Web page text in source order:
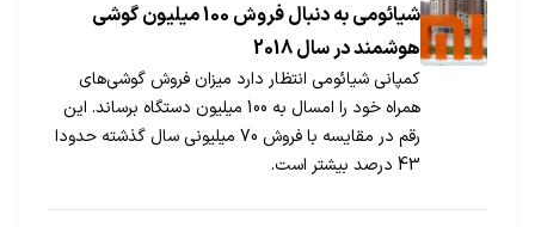
شیائومی به دنبال فروش 100 میلیون گوشی
هوشمند در سال 2018
کمپانی شیائومی انتظار دارد میزان فروش گوشی‌های
همراه خود را امسال به 100 میلیون دستگاه برساند. این
رقم در مقایسه با فروش 70 میلیونی سال گذشته حدودا
43 درصد بیشتر است.